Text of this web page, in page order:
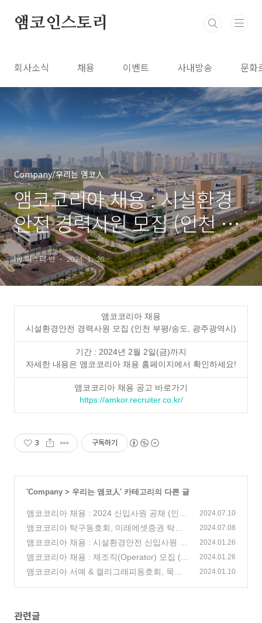
앰코인스토리
회사소식 채용 이벤트 사내방송 문화
Company/우리는 앰코人
앰코코리아 채용 : 시설환경
안전 경력사원 모집 (인천 부
평/송도, 광주광역시)
by 미스터 반 2024. 1. 26.
앰코코리아 채용
시설환경안전 경력사원 모집 (인천 부평/송도, 광주광역시)
기간 : 2024년 2월 2일(금)까지
자세한 내용은 앰코코리아 채용 홈페이지에서 확인하세요!
앰코코리아 채용 공고 바로가기
https://amkor.recruiter.co.kr/
3 구독하기
'Company > 우리는 앰코人' 카테고리의 다른 글
앰코코리아 채용 : 2024 신입사원 공채 (인
천, 광주광역시)
(0)
2024.07.10
앰코코리아 탁구동호회, 미래에셋증권 탁구
단과의 만남!
(1)
2024.07.08
앰코코리아 채용 : 시설환경안전 신입사원 모
집 (인천 송도, 광주광역시)
(0)
2024.01.26
앰코코리아 채용 : 제조직(Operator) 모집 (인
천 송도)
(0)
2024.01.26
앰코코리아 서예 & 캘리그래피동호회, 묵향
2024.01.10
관련글